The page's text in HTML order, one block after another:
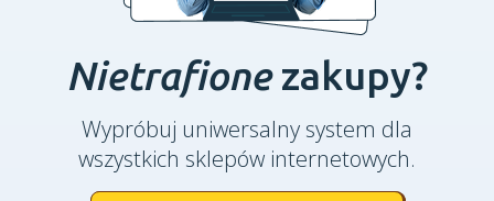
Nietrafionezakupy?
Wypróbuj uniwersalny system dla
wszystkich sklepów internetowych.